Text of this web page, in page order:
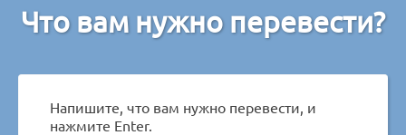
Что вам нужно перевести?
Напишите, что вам нужно перевести, и
нажмите Enter.